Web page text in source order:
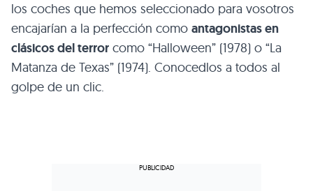
los coches que hemos seleccionado para vosotros
encajarían a la perfección como antagonistas en
clásicos del terror como “Halloween” (1978) o “La
Matanza de Texas” (1974). Conocedlos a todos al
golpe de un clic.